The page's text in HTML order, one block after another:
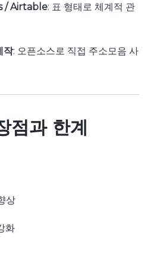
/ Airtable: 표 형태로 체계적 관
작: 오픈소스로 직접 주소모음 사
점과 한계
상
화